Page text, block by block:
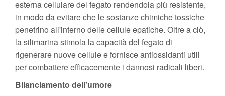
esterna cellulare del fegato rendendola più resistente,
in modo da evitare che le sostanze chimiche tossiche
penetrino all'interno delle cellule epatiche. Oltre a ciò,
la silimarina stimola la capacità del fegato di
rigenerare nuove cellule e fornisce antiossidanti utili
per combattere efficacemente i dannosi radicali liberi.
Bilanciamento dell'umore